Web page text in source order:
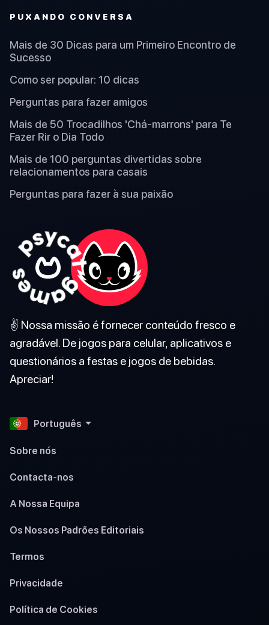
PUXANDO CONVERSA
Mais de 30 Dicas para um Primeiro Encontro de
Sucesso
Como ser popular: 10 dicas
Perguntas para fazer amigos
Mais de 50 Trocadilhos 'Chá-marrons' para Te
Fazer Rir o Dia Todo
Mais de 100 perguntas divertidas sobre
relacionamentos para casais
Perguntas para fazer à sua paixão
✌️ Nossa missão é fornecer conteúdo fresco e
agradável. De jogos para celular, aplicativos e
questionários a festas e jogos de bebidas.
Apreciar!
Português
Sobre nós
Contacta-nos
A Nossa Equipa
Os Nossos Padrões Editoriais
Termos
Privacidade
Política de Cookies